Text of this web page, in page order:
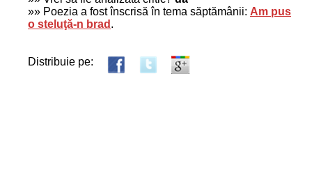
»» Poezia a fost înscrisă în tema săptămânii: Am pus
o steluţă-n brad .
Distribuie pe: